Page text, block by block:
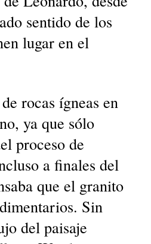
sentido de los
lugar en el
rocas ígneas en
ya que sólo
proceso de
a finales del
que el granito
Sin
del paisaje